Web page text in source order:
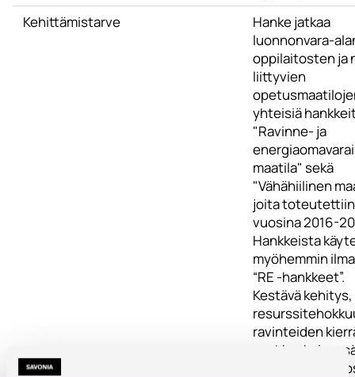
Kehittämistarve
Hanke jatkaa
luonnonvara-
oppilaitosten ja
liittyvien
yhteisiä
"Ravinne- ja
maatila" sekä
"Vähähiilinen
joita toteutettiin
vuosina 2016-
Hankkeista
myöhemmin
“RE -hankkeet”.
Kestävä kehitys,
ravinteiden
ovat
osassa